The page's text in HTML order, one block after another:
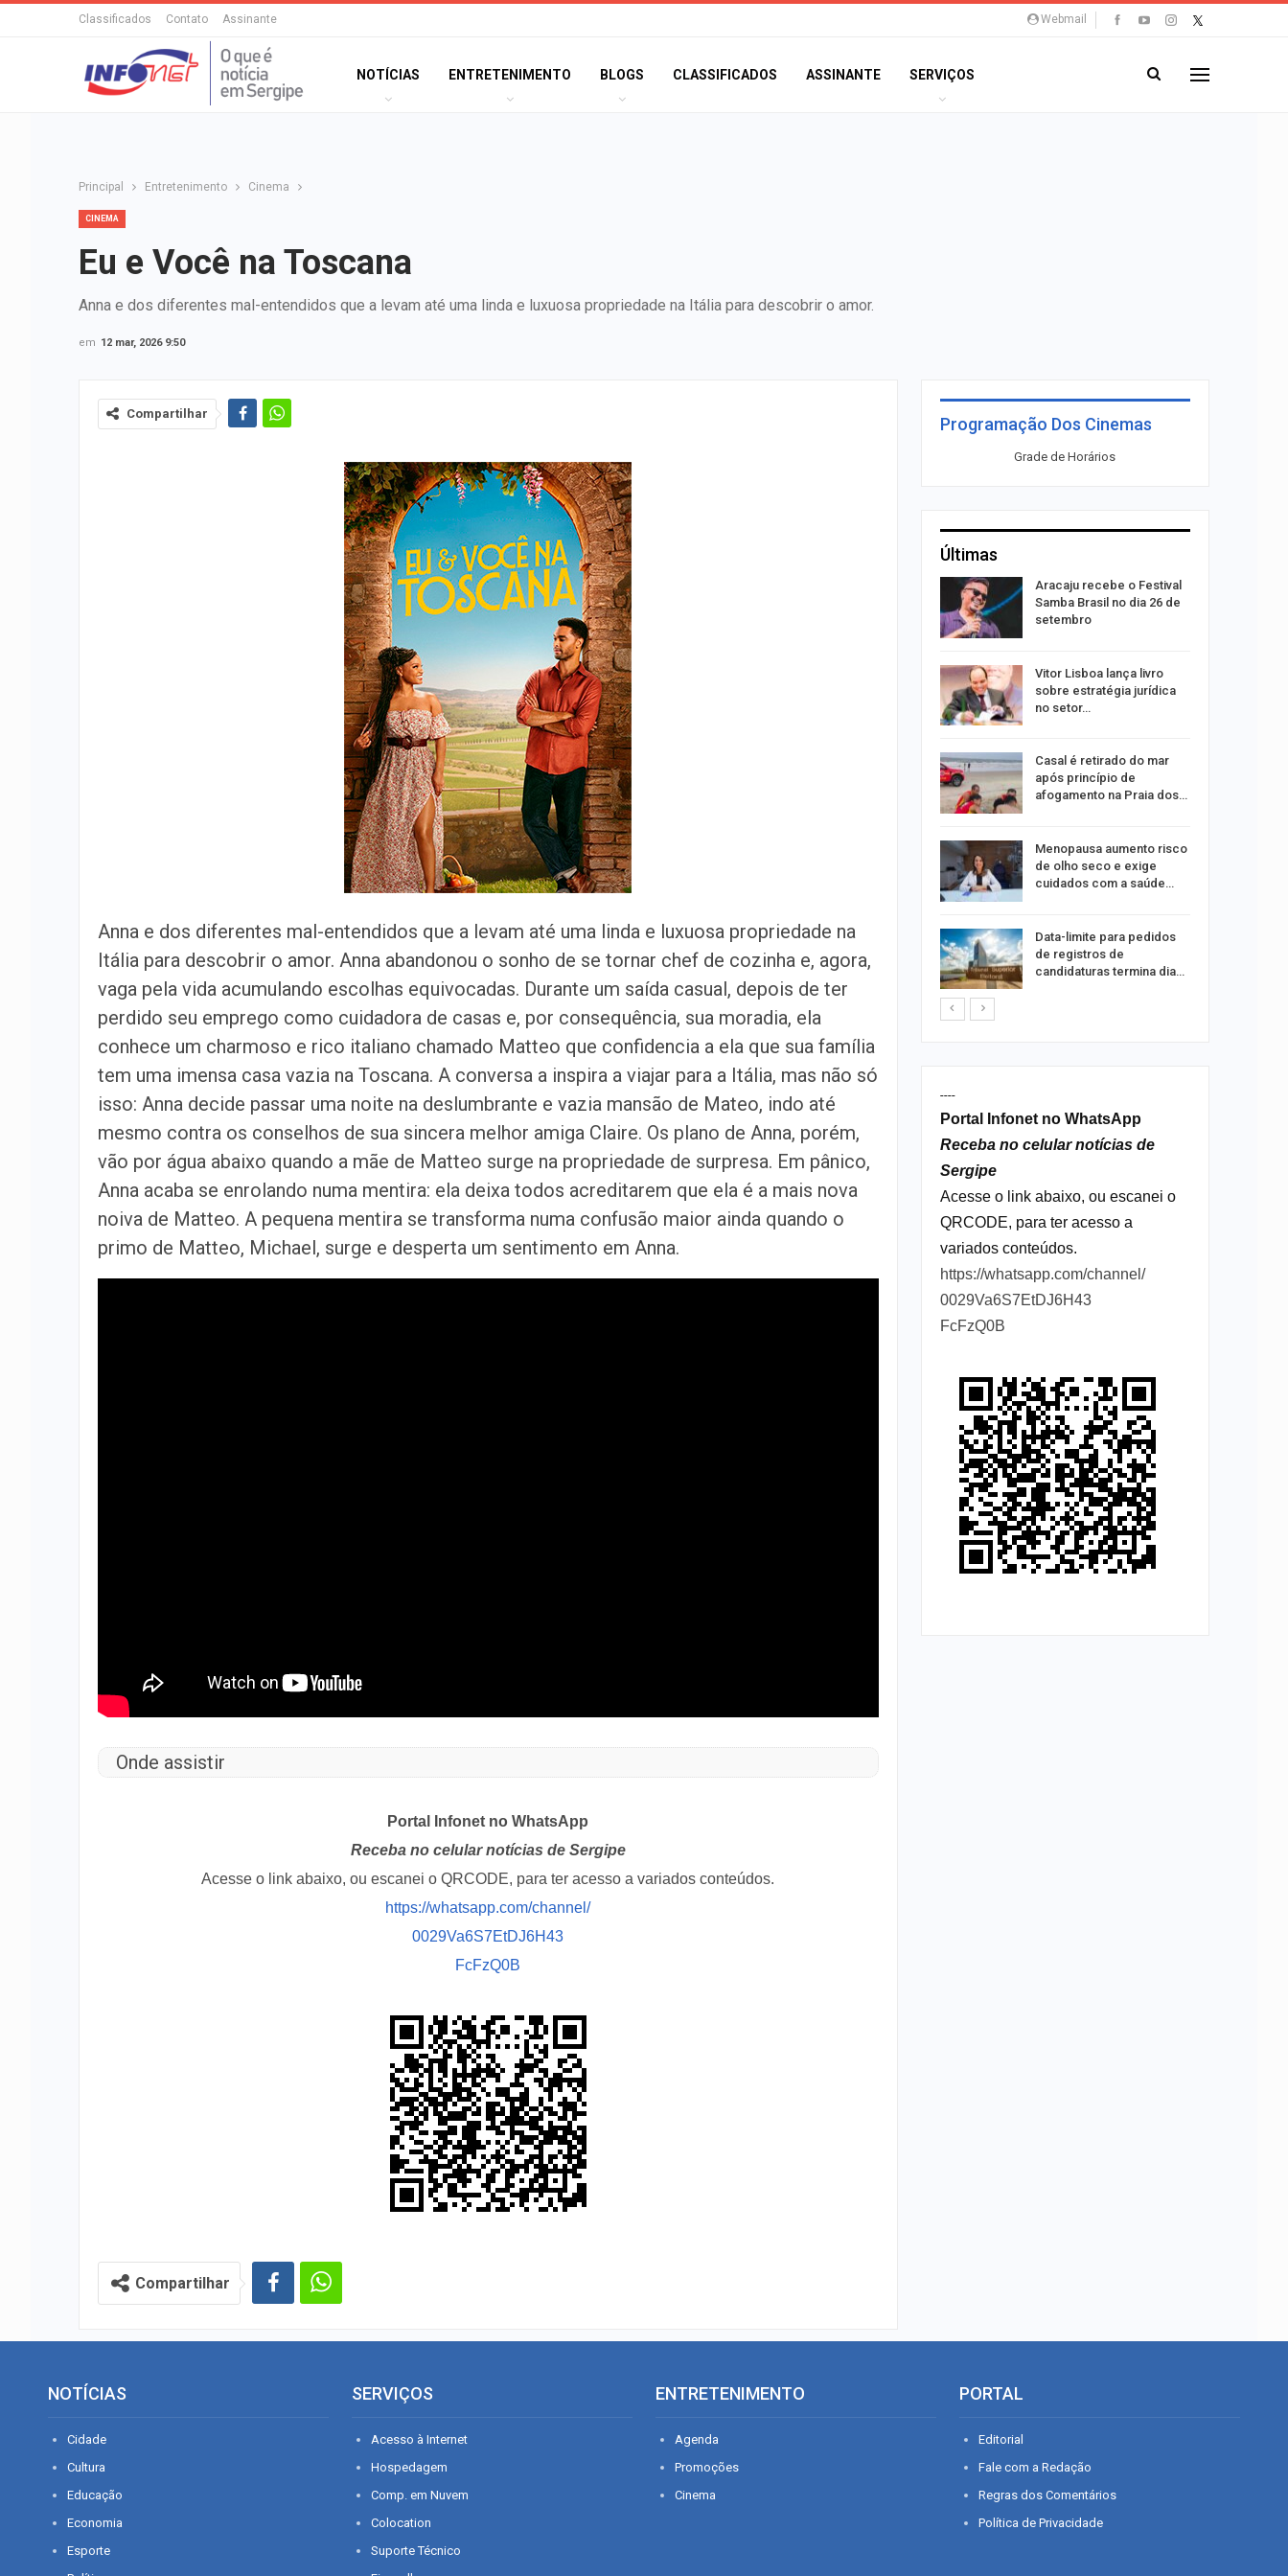
Webmail
Classificados Contato Assinante
NOTÍCIAS ENTRETENIMENTO BLOGS CLASSIFICADOS ASSINANTE SERVIÇOS
Principal Entretenimento Cinema
CINEMA
Eu e Você na Toscana
Anna e dos diferentes mal-entendidos que a levam até uma linda e luxuosa propriedade na Itália para descobrir o amor.
em 12 mar, 2026 9:50
Compartilhar
Anna e dos diferentes mal-entendidos que a levam até uma linda e luxuosa propriedade na
Itália para descobrir o amor. Anna abandonou o sonho de se tornar chef de cozinha e, agora,
vaga pela vida acumulando escolhas equivocadas. Durante um saída casual, depois de ter
perdido seu emprego como cuidadora de casas e, por consequência, sua moradia, ela
conhece um charmoso e rico italiano chamado Matteo que confidencia a ela que sua família
tem uma imensa casa vazia na Toscana. A conversa a inspira a viajar para a Itália, mas não só
isso: Anna decide passar uma noite na deslumbrante e vazia mansão de Mateo, indo até
mesmo contra os conselhos de sua sincera melhor amiga Claire. Os plano de Anna, porém,
vão por água abaixo quando a mãe de Matteo surge na propriedade de surpresa. Em pânico,
Anna acaba se enrolando numa mentira: ela deixa todos acreditarem que ela é a mais nova
noiva de Matteo. A pequena mentira se transforma numa confusão maior ainda quando o
primo de Matteo, Michael, surge e desperta um sentimento em Anna.
Onde assistir
Portal Infonet no WhatsApp
Receba no celular notícias de Sergipe
Acesse o link abaixo, ou escanei o QRCODE, para ter acesso a variados conteúdos.
https://whatsapp.com/channel/
0029Va6S7EtDJ6H43
FcFzQ0B
Compartilhar
Programação Dos Cinemas
Grade de Horários
Últimas
Atraso na ampliação do
teste do pezinho dificulta
diagnóstico da…
Aracaju recebe o Festival
Samba Brasil no dia 26 de
setembro
Vitor Lisboa lança livro
sobre estratégia jurídica
no setor…
Casal é retirado do mar
após princípio de
afogamento na Praia dos…
Menopausa aumento risco
de olho seco e exige
cuidados com a saúde…
Data-limite para pedidos
de registros de
candidaturas termina dia…
----
Portal Infonet no WhatsApp
Receba no celular notícias de
Sergipe
Acesse o link abaixo, ou escanei o
QRCODE, para ter acesso a
variados conteúdos.
https://whatsapp.com/channel/
0029Va6S7EtDJ6H43
FcFzQ0B
NOTÍCIAS
Cidade
Cultura
Educação
Economia
Esporte
SERVIÇOS
Acesso à Internet
Hospedagem
Comp. em Nuvem
Colocation
Suporte Técnico
ENTRETENIMENTO
Agenda
Promoções
Cinema
PORTAL
Editorial
Fale com a Redação
Regras dos Comentários
Política de Privacidade